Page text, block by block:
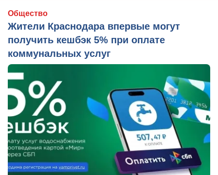
Общество
Жители Краснодара впервые могут
получить кешбэк 5% при оплате
коммунальных услуг